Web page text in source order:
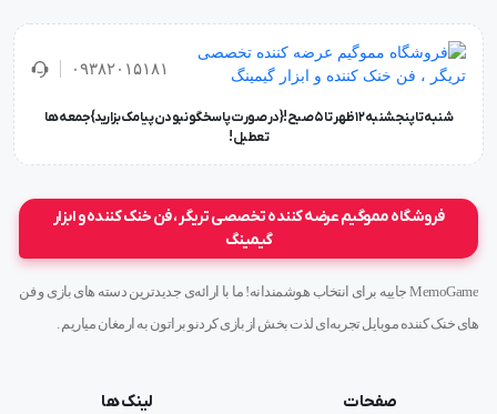
۰۹۳۸۲۰۱۵۱۸۱
شنبه تا پنجشنبه ۱۲ ظهر تا 5 صبح!{در صورت پاسخگو نبودن پیامک بزارید} جمعه ها
تعطیل !
فروشگاه مموگیم عرضه کننده تخصصی تریگر ، فن خنک کننده و ابزار
گیمینگ
MemoGame جاییه برای انتخاب هوشمندانه! ما با ارائه‌ی جدیدترین دسته های بازی و فن
های خنک کننده موبایل تجربه‌ای لذت بخش از بازی کردنو براتون به ارمغان میاریم .
صفحات لینک ها